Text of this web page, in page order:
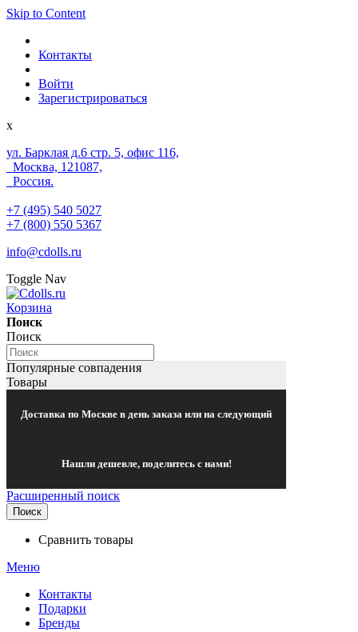
Skip to Content
Контакты
Войти
Зарегистрироваться
x
ул. Барклая д.6 стр. 5, офис 116,
Москва, 121087,
Россия.
+7 (495) 540 5027
+7 (800) 550 5367
info@cdolls.ru
Toggle Nav
Корзина
Поиск
Поиск
Популярные совпадения
Товары
Доставка по Москве в день заказа или на следующий
Нашли дешевле, поделитесь с нами!
Расширенный поиск
Поиск
Сравнить товары
Меню
Контакты
Подарки
Бренды